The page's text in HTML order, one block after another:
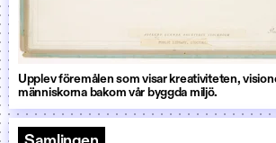
Upplev föremålen som visar kreativiteten,
människorna bakom vår byggda miljö.